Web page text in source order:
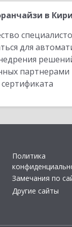
в
для
партнерами
Политика
Замечания по
Другие сайты